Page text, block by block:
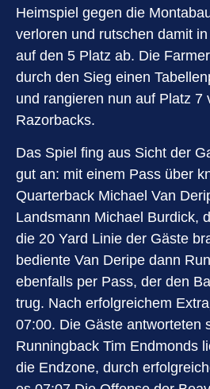
Heimspiel gegen die
verloren und rutschen damit
auf den 5 Platz ab. Die
durch den Sieg einen
und rangieren nun auf Platz 7
Razorbacks.
Das Spiel fing aus Sicht der
gut an: mit einem Pass über
Quarterback Michael Van
Landsmann Michael Burdick,
die 20 Yard Linie der Gäste
bediente Van Deripe dann
ebenfalls per Pass, der den
trug. Nach erfolgreichem
07:00. Die Gäste antworteten
Runningback Tim Endmonds
die Endzone, durch